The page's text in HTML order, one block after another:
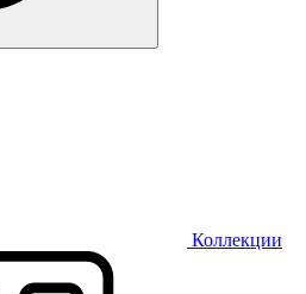
Коллекции